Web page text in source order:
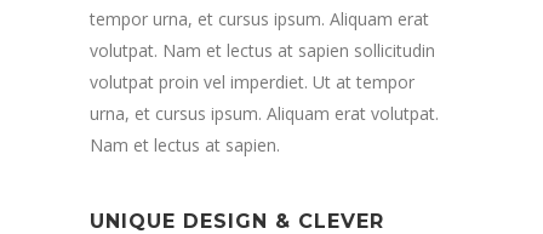
tempor urna, et cursus ipsum. Aliquam erat
volutpat. Nam et lectus at sapien sollicitudin
volutpat proin vel imperdiet. Ut at tempor
urna, et cursus ipsum. Aliquam erat volutpat.
Nam et lectus at sapien.
UNIQUE DESIGN & CLEVER